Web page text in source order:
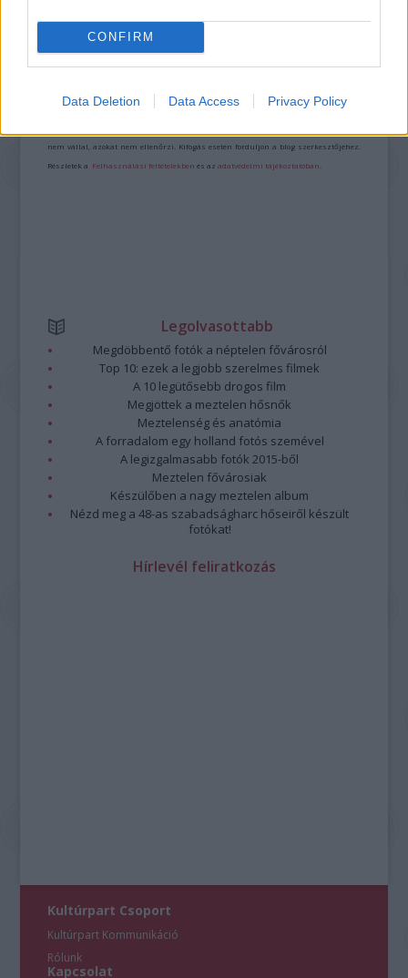
CONFIRM
Data Deletion Data Access Privacy Policy
A bejegyzés trackback címe:
https://kulturpart.hu/api/trackback/id/7842086
A hozzászólások avonatkozó jogszabályokértelmében felhasználói tartalomnak
nem vállal, azokat nem ellenőrzi. Kifogás esetén forduljon a blog szerkesztőjéhez.
Részletek a Felhasználási feltételekben és azadatvédelmi tájékoztatóban
Legolvasottabb
Megdöbbentő fotók a néptelen fővárosról
Top 10: ezek a legjobb szerelmes filmek
A 10 legütősebb drogos film
Megjöttek a meztelen hősnők
Meztelenség és anatómia
A forradalom egy holland fotós szemével
A legizgalmasabb fotók 2015-ből
Meztelen fővárosiak
Készülőben a nagy meztelen album
Nézd meg a 48-as szabadságharc hőseiről készült
fotókat!
Hírlevél feliratkozás
Kultúrpart Csoport
Kultúrpart Kommunikáció
Rólunk
Kapcsolat